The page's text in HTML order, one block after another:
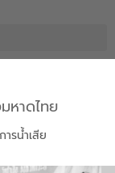
หาดไทย
รน้ำเสีย